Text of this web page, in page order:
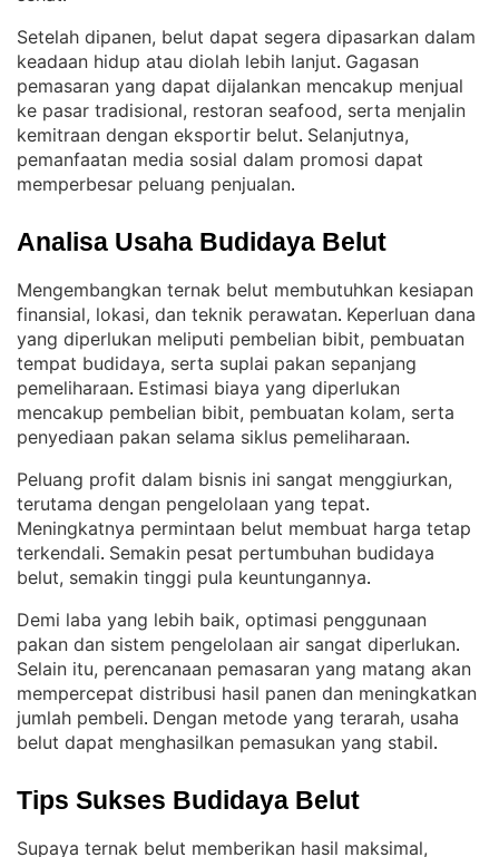
Setelah dipanen, belut dapat segera dipasarkan dalam
keadaan hidup atau diolah lebih lanjut. Gagasan
pemasaran yang dapat dijalankan mencakup menjual
ke pasar tradisional, restoran seafood, serta menjalin
kemitraan dengan eksportir belut. Selanjutnya,
pemanfaatan media sosial dalam promosi dapat
memperbesar peluang penjualan.
Analisa Usaha Budidaya Belut
Mengembangkan ternak belut membutuhkan kesiapan
finansial, lokasi, dan teknik perawatan. Keperluan dana
yang diperlukan meliputi pembelian bibit, pembuatan
tempat budidaya, serta suplai pakan sepanjang
pemeliharaan. Estimasi biaya yang diperlukan
mencakup pembelian bibit, pembuatan kolam, serta
penyediaan pakan selama siklus pemeliharaan.
Peluang profit dalam bisnis ini sangat menggiurkan,
terutama dengan pengelolaan yang tepat
Meningkatnya permintaan belut membuat harga tetap
terkendali. Semakin pesat pertumbuhan budidaya
belut, semakin tinggi pula keuntungannya.
Demi laba yang lebih baik, optimasi penggunaan
pakan dan sistem pengelolaan air sangat diperlukan
Selain itu, perencanaan pemasaran yang matang akan
mempercepat distribusi hasil panen dan meningkatkan
jumlah pembeli. Dengan metode yang terarah, usaha
belut dapat menghasilkan pemasukan yang stabil.
Tips Sukses Budidaya Belut
Supaya ternak belut memberikan hasil maksimal,